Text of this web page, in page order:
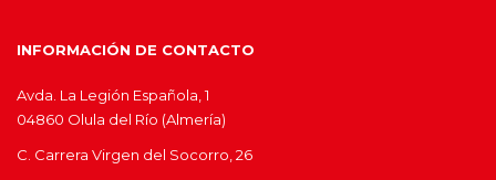
INFORMACIÓN DE CONTACTO
Avda. La Legión Española, 1
04860 Olula del Río (Almería)
C. Carrera Virgen del Socorro, 26